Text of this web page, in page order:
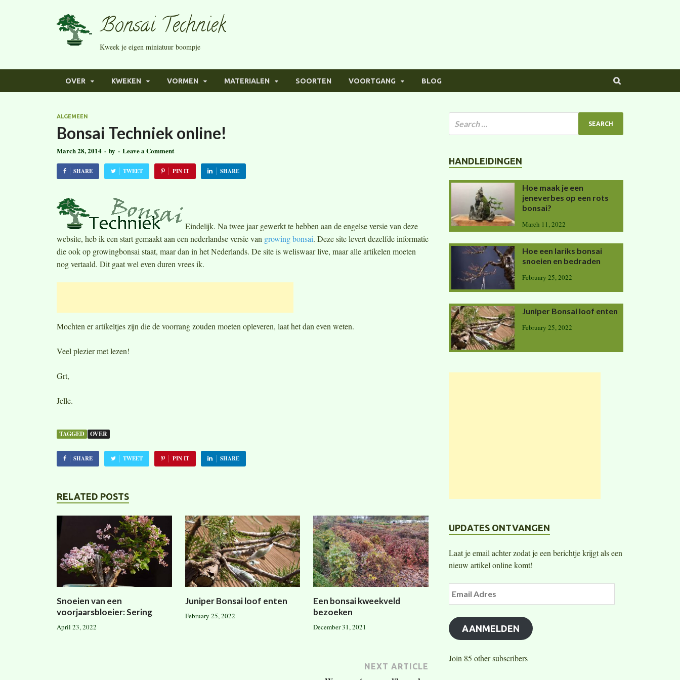
Bonsai Techniek
Kweek je eigen miniatuur boompje
OVER KWEKEN VORMEN MATERIALEN SOORTEN VOORTGANG BLOG
ALGEMEEN
Bonsai Techniek online!
March 28, 2014 - by - Leave a Comment
SHARE TWEET PIN IT SHARE
Eindelijk. Na twee jaar gewerkt te hebben aan de engelse versie van deze
website, heb ik een start gemaakt aan een nederlandse versie van growing bonsai. Deze site levert dezelfde informatie
die ook op growingbonsai staat, maar dan in het Nederlands. De site is weliswaar live, maar alle artikelen moeten
nog vertaald. Dit gaat wel even duren vrees ik.
Mochten er artikeltjes zijn die de voorrang zouden moeten opleveren, laat het dan even weten.
Veel plezier met lezen!
Grt,
Jelle.
TAGGED OVER
SHARE TWEET PIN IT SHARE
RELATED POSTS
Snoeien van een
voorjaarsbloeier: Sering
April 23, 2022
Juniper Bonsai loof enten
February 25, 2022
Een bonsai kweekveld
bezoeken
December 31, 2021
NEXT ARTICLE
HANDLEIDINGEN
Hoe maak je een
jeneverbes op een rots
bonsai?
March 11, 2022
Hoe een lariks bonsai
snoeien en bedraden
February 25, 2022
Juniper Bonsai loof enten
February 25, 2022
UPDATES ONTVANGEN
Laat je email achter zodat je een berichtje krijgt als een
nieuw artikel online komt!
AANMELDEN
Join 85 other subscribers